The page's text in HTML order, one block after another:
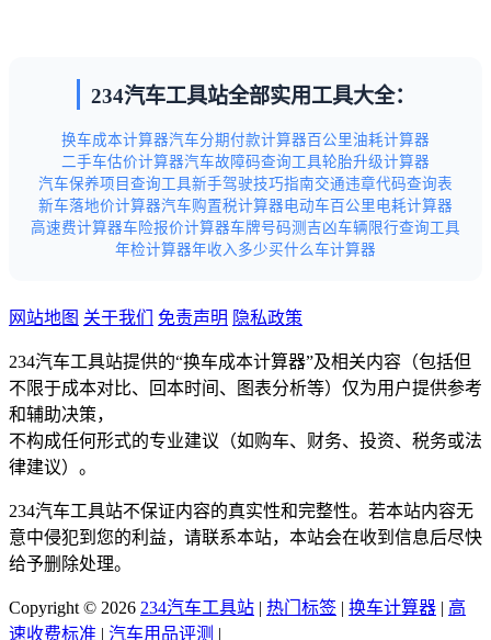
234汽车工具站全部实用工具大全：
换车成本计算器汽车分期付款计算器百公里油耗计算器
二手车估价计算器汽车故障码查询工具轮胎升级计算器
汽车保养项目查询工具新手驾驶技巧指南交通违章代码查询表
新车落地价计算器汽车购置税计算器电动车百公里电耗计算器
高速费计算器车险报价计算器车牌号码测吉凶车辆限行查询工具
年检计算器年收入多少买什么车计算器
网站地图 关于我们 免责声明 隐私政策
234汽车工具站提供的“换车成本计算器”及相关内容（包括但
不限于成本对比、回本时间、图表分析等）仅为用户提供参考
和辅助决策，
不构成任何形式的专业建议（如购车、财务、投资、税务或法
律建议）。
234汽车工具站不保证内容的真实性和完整性。若本站内容无
意中侵犯到您的利益，请联系本站，本站会在收到信息后尽快
给予删除处理。
Copyright © 2026 234汽车工具站 | 热门标签 | 换车计算器 | 高
速收费标准 | 汽车用品评测 |